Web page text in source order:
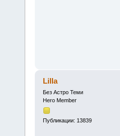
Lilla
Без Астро Теми
Hero Member
Публикации: 13839